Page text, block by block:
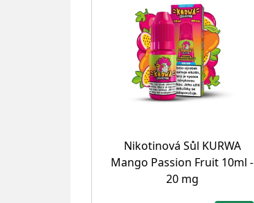
Nikotinová Sůl KURWA
Mango Passion Fruit 10ml -
20 mg